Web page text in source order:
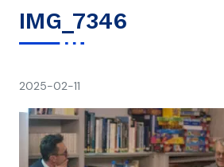
IMG_7346
2025-02-11